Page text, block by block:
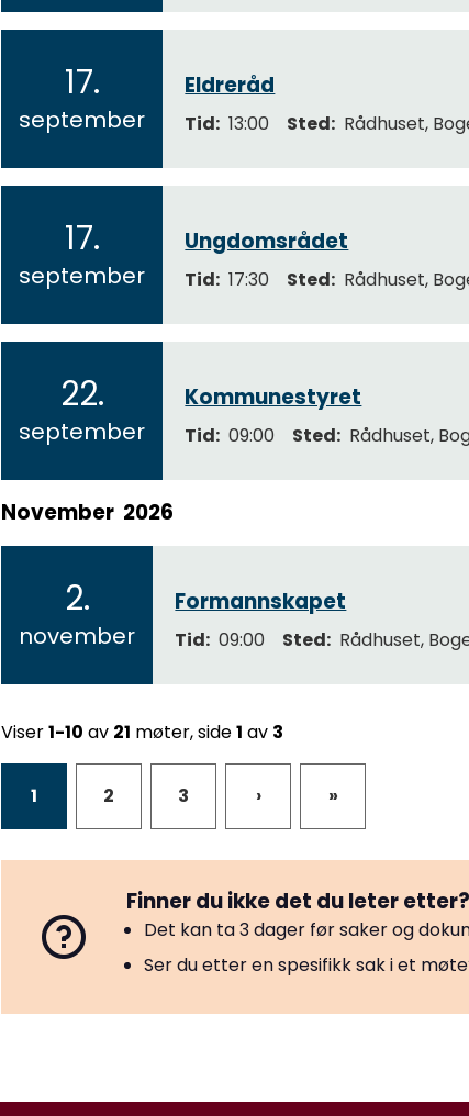
2
17.
september
2
2
Eldreråd
Tid 13:00 Sted Rådhuset,
17.
september
2
2
Ungdomsrådet
Tid 17:30 Sted Rådhuset,
22.
september
2
6
Kommunestyret
Tid 09:00 Sted Rådhuset,
November 2026
2.
november
2
6
Formannskapet
Tid 09:00 Sted Rådhuset,
Viser1-10 av 21 møter, side1 av 3
1 2 3 › »
Finner du ikke det du leter etter?
Det kan ta 3 dager før saker og
Ser du etter en spesifikk sak i et